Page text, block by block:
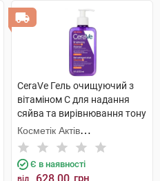
CeraVe Гель очищуючий з
вітаміном С для надання
сяйва та вирівнювання тону
шкіри обличчя 236 шт 1
флакон
Косметік Актів
Інтернаціональ
Є в наявності
від грн